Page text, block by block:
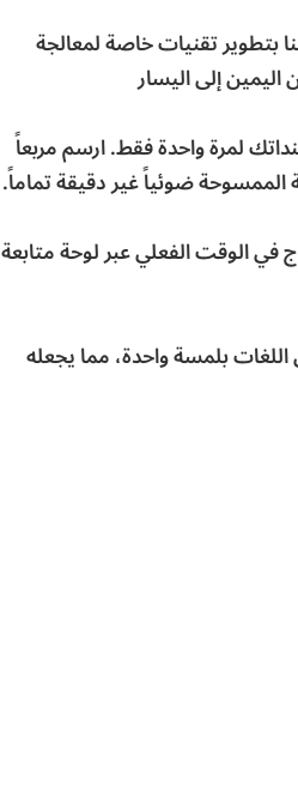
بتطوير تقنيات خاصة لمعالجة
إلى اليسار
لمرة واحدة فقط. ارسم مربعاً
الممسوحة ضوئياً غير دقيقة تماماً.
في الوقت الفعلي عبر لوحة متابعة
بلمسة واحدة، مما يجعله